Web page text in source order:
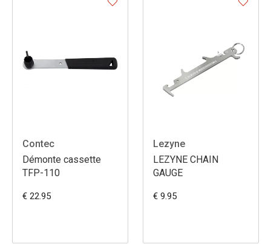
Contec
Démonte cassette
TFP-110
€ 22.95
Lezyne
LEZYNE CHAIN
GAUGE
€ 9.95